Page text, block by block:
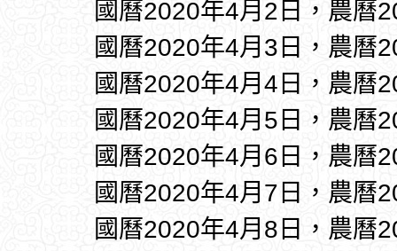
國曆2020年4月2日，農曆
國曆2020年4月3日，農曆
國曆2020年4月4日，農曆
國曆2020年4月5日，農曆
國曆2020年4月6日，農曆
國曆2020年4月7日，農曆
國曆2020年4月8日，農曆